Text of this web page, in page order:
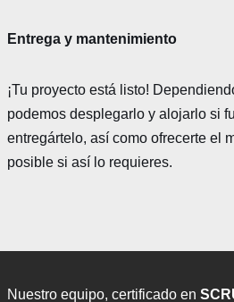
Entrega y mantenimiento
¡Tu proyecto está listo!
podemos desplegarlo y alojarlo si
entregártelo, así como ofrecerte el
posible si así lo requieres.
Nuestro equipo, certificado en